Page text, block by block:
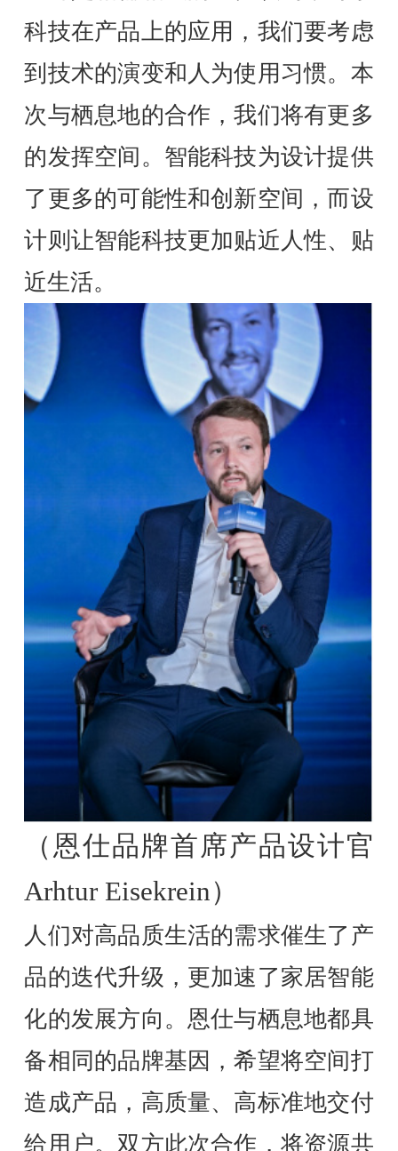
科技在产品上的应用，我们要考虑
到技术的演变和人为使用习惯。本
次与栖息地的合作，我们将有更多
的发挥空间。智能科技为设计提供
了更多的可能性和创新空间，而设
计则让智能科技更加贴近人性、贴
近生活。
（恩仕品牌首席产品设计官
Arhtur Eisekrein）
人们对高品质生活的需求催生了产
品的迭代升级，更加速了家居智能
化的发展方向。恩仕与栖息地都具
备相同的品牌基因，希望将空间打
造成产品，高质量、高标准地交付
给用户。双方此次合作，将资源共